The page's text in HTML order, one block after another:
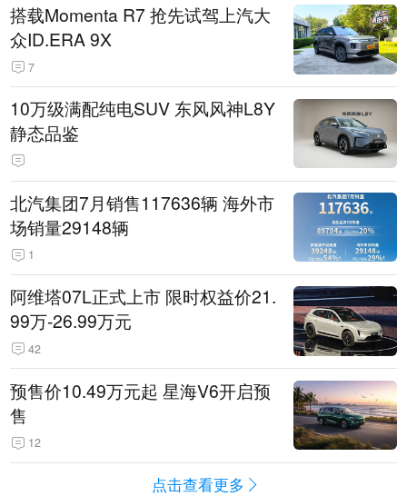
搭载Momenta R7 抢先试驾上汽大
众ID.ERA 9X
7
10万级满配纯电SUV 东风风神L8Y
静态品鉴
北汽集团7月销售117636辆 海外市
场销量29148辆
1
阿维塔07L正式上市 限时权益价21.
99万-26.99万元
42
预售价10.49万元起 星海V6开启预
售
12
点击查看更多